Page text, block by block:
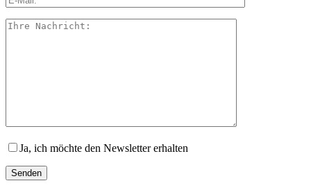
Ja, ich möchte den Newsletter erhalten